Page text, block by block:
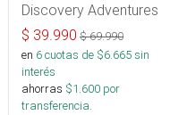
Discovery Adventures
$ 39.990 $69.990
en 6cuotas de $6.665sin
interés
ahorras $1.600 por
transferencia.